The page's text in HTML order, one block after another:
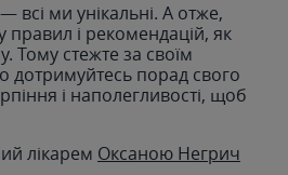
всі ми унікальні. А отже,
правил і рекомендацій, як
Тому стежте за своїм
дотримуйтесь порад свого
і наполегливості, щоб
лікарем Оксаною Негрич